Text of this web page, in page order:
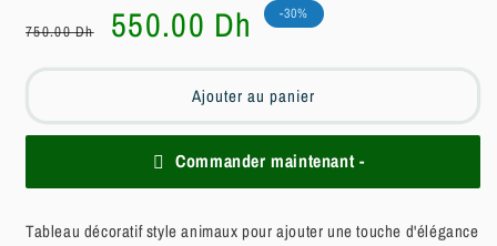
fenêtre
modale
habituel
750.00 Dh
Prix
soldé
550.00 Dh -30%
Ajouter au panier
Commander maintenant -
Tableau décoratif style animaux pour ajouter une touche d'élégance